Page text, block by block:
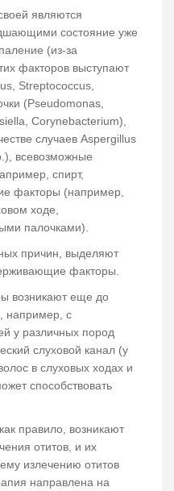
являются
состояние уже
(из-за
факторов выступают
Streptococcus,
(Pseudomonas,
Corynebacterium),
случаев Aspergillus
всевозможные
спирт,
факторы (например,
ходе,
палочками).
причин, выделяют
факторы.
возникают еще до
например, с
у различных пород
слуховой канал (у
в слуховых ходах и
способствовать
правило, возникают
отитов, и их
излечению отитов
направлена на